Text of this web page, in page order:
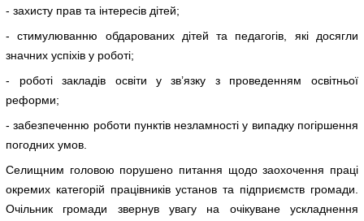
- захисту прав та інтересів дітей;
- стимулюванню обдарованих дітей та педагогів, які досягли
значних успіхів у роботі;
- роботі закладів освіти у зв’язку з проведенням освітньої
реформи;
- забезпеченню роботи пунктів незламності у випадку погіршення
погодних умов.
Селищним головою порушено питання щодо заохочення праці
окремих категорій працівників установ та підприємств громади.
Очільник громади звернув увагу на очікуване ускладнення